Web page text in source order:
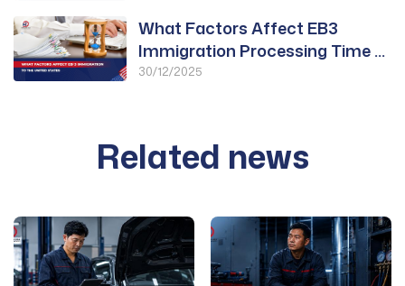
What Factors Affect EB3
Immigration Processing Time to
the United States?
30/12/2025
Related news